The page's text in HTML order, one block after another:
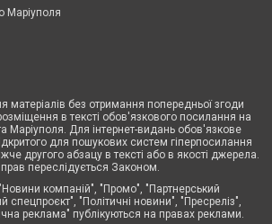
Маріуполя
матеріалів без отримання попередньої згоди
в тексті обов'язкового посилання на
Маріуполя. Для інтернет-видань обов'язкове
для пошукових систем гіперпосилання
другого абзацу в тексті або в якості джерела.
переслідується Законом.
компаній", "Промо", "Партнерський
спецпроєкт", "Політичні новини", "Пресреліз",
реклама" публікуються на правах реклами.